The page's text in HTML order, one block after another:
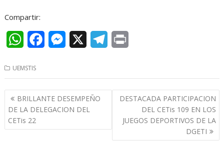
Compartir:
W
a
t
s
A
e
b
M
s
e
e
a
n
UEMSTIS
Navegación
de
entradas
BRILLANTE DESEMPEÑO
DE LA DELEGACION DEL
CETis 22
DESTACADA PARTICIPACION
DEL CETis 109 EN LOS
JUEGOS DEPORTIVOS DE LA
DGETI